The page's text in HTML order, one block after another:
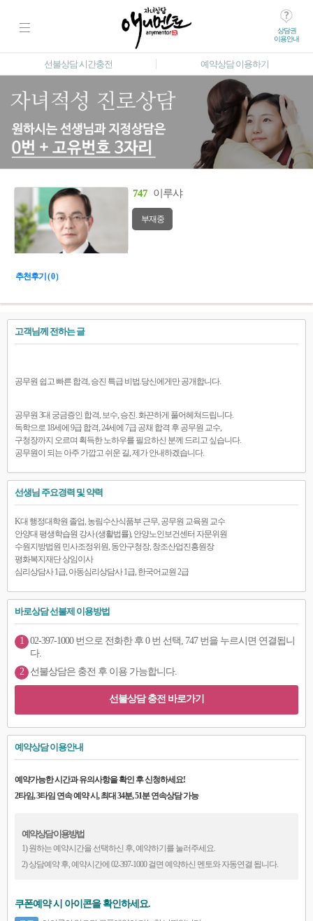
상담권
이용안내
선불상담 시간충전 예약상담 이용하기
747 이루샤
부재중
추천후기 ( 0 )
고객님께 전하는 글
공무원 쉽고 빠른 합격, 승진 특급 비법.당신에게만 공개합니다.
공무원 3대 궁금증인 합격, 보수, 승진. 화끈하게 풀어헤쳐드립니다.
독학으로 18세에 9급 합격, 24세에 7급 공채 합격 후 공무원 교수,
구청장까지 오르며 획득한 노하우를 필요하신 분께 드리고 싶습니다.
공무원이 되는 아주 가깝고 쉬운 길, 제가 안내하겠습니다.
선생님 주요경력 및 약력
K대 행정대학원 졸업, 농림수산식품부 근무, 공무원 교육원 교수
안양대 평생학습원 강사 (생활법률), 안양노인보건센터 자문위원
수원지방법원 민사조정위원, 동안구청장, 창조산업진흥원장
평화복지재단 상임이사
심리상담사 1급, 아동심리상담사 1급, 한국어교원 2급
바로상담 선불제 이용방법
1 02-397-1000 번으로 전화한 후 0 번 선택, 747 번을 누르시면 연결됩니
다.
2
선불상담은 충전 후 이용 가능합니다.
선불상담 충전 바로가기
예약상담 이용안내
예약가능한 시간과 유의사항을 확인 후 신청하세요!
2타임, 3타임 연속 예약 시, 최대 34분, 51분 연속상담 가능
예약상담 이용방법
1) 원하는 예약시간을 선택하신 후, 예약하기를 눌러주세요.
2) 상담예약 후, 예약시간에 02-397-1000 걸면 예약하신 멘토와 자동연결 됩니다.
쿠폰예약 시 아이콘을 확인하세요.